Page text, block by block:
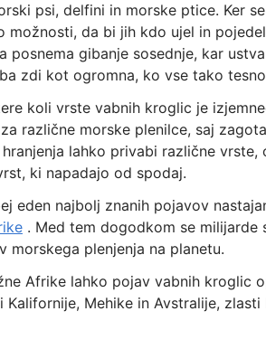
psi, delfini in morske ptice. Ker
možnosti, da bi jih kdo ujel in
posnema gibanje sosednje, kar
zdi kot ogromna, ko vse tako
koli vrste vabnih kroglic je
različne morske plenilce, saj
lahko privabi različne
ki napadajo od spodaj.
eden najbolj znanih pojavov
. Med tem dogodkom se milijarde
morskega plenjenja na planetu.
Afrike lahko pojav vabnih kroglic
Kalifornije, Mehike in Avstralije,